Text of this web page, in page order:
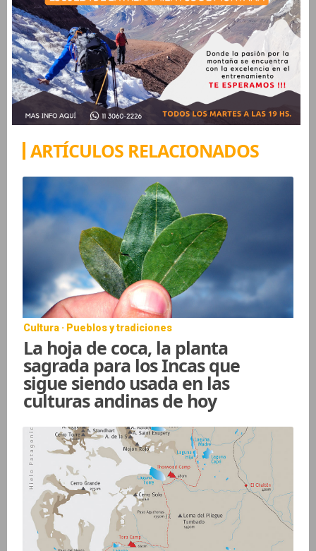
ARTÍCULOS RELACIONADOS
Cultura · Pueblos y tradiciones
La hoja de coca, la planta
sagrada para los Incas que
sigue siendo usada en las
culturas andinas de hoy